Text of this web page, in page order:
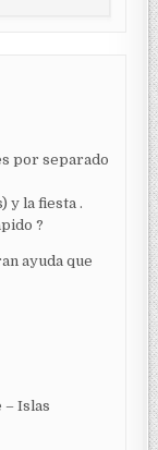
por separado
y la fiesta .
?
ayuda que
– Islas